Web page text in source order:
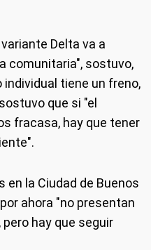
Delta va a
comunitaria", sostuvo,
tiene un freno,
que si "el
fracasa, hay que tener
la Ciudad de Buenos
ahora "no presentan
hay que seguir